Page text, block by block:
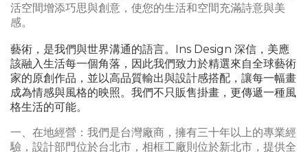
活空間增添巧思與創意，使您的生活和空間充滿詩意與美
感。
藝術，是我們與世界溝通的語言。Ins Design 深信，美應
該融入生活每一個角落，因此我們致力於精選來自全球藝術
家的原創作品，並以高品質輸出與設計感搭配，讓每一幅畫
成為情感與風格的映照。我們不只販售掛畫，更傳遞一種風
格生活的可能。
一、在地經營：我們是台灣廠商，擁有三十年以上的專業經
驗，設計部門位於台北市，相框工廠則位於新北市，提供全